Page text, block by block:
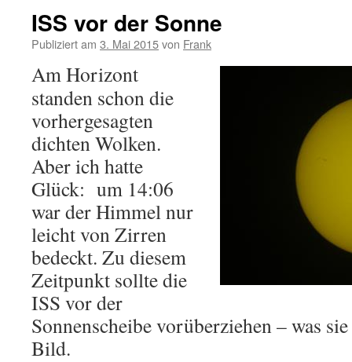
ISS vor der Sonne
Publiziert am 3. Mai 2015von Frank
Am Horizont
standen schon die
vorhergesagten
dichten Wolken.
Aber ich hatte
Glück: um 14:06
war der Himmel nur
leicht von Zirren
bedeckt. Zu diesem
Zeitpunkt sollte die
ISS vor der
Sonnenscheibe vorüberziehen – was
Bild.